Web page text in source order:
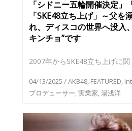
「シドニー五輪開催決定」
「SKE48立ち上げ」～父を
れ、ディスコの世界へ没入
キンチョ”です
2007年からSKE48立ち上げに関
04/13/2025 /AKB48, FEATURED,
プロデューサー,実業家,湯浅洋